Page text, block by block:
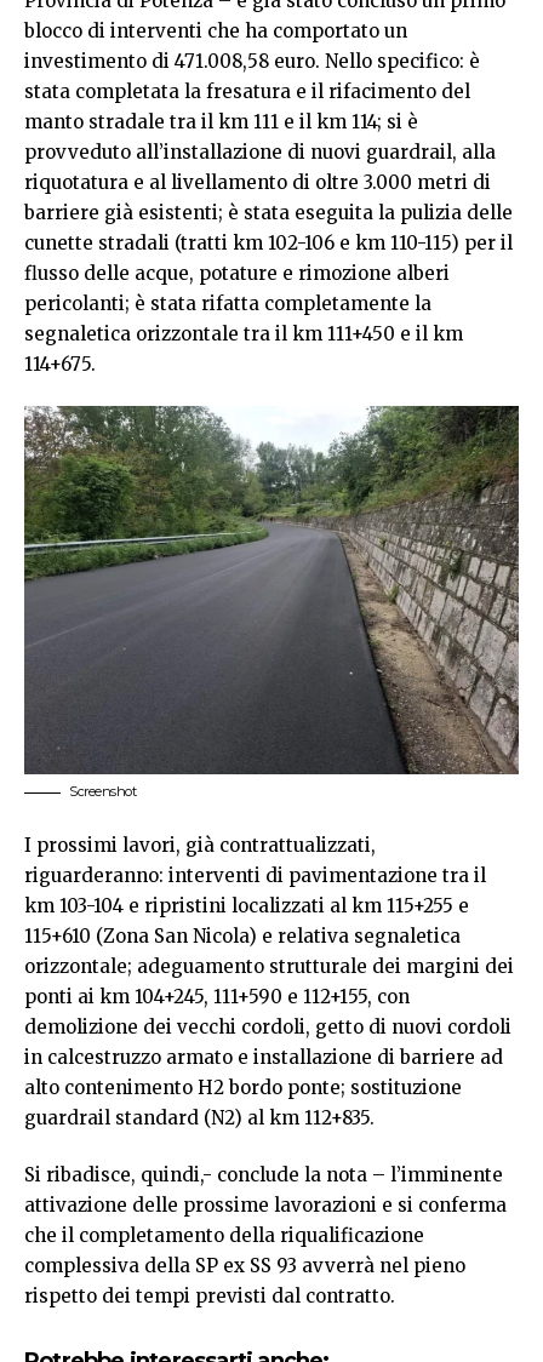
blocco di interventi che ha comportato un
investimento di 471.008,58 euro. Nello specifico: è
stata completata la fresatura e il rifacimento del
manto stradale tra il km 111 e il km 114; si è
provveduto all’installazione di nuovi guardrail, alla
riquotatura e al livellamento di oltre 3.000 metri di
barriere già esistenti; è stata eseguita la pulizia delle
cunette stradali (tratti km 102-106 e km 110-115) per il
flusso delle acque, potature e rimozione alberi
pericolanti; è stata rifatta completamente la
segnaletica orizzontale tra il km 111+450 e il km
114+675.
Screenshot
I prossimi lavori, già contrattualizzati,
riguarderanno: interventi di pavimentazione tra il
km 103-104 e ripristini localizzati al km 115+255 e
115+610 (Zona San Nicola) e relativa segnaletica
orizzontale; adeguamento strutturale dei margini dei
ponti ai km 104+245, 111+590 e 112+155, con
demolizione dei vecchi cordoli, getto di nuovi cordoli
in calcestruzzo armato e installazione di barriere ad
alto contenimento H2 bordo ponte; sostituzione
guardrail standard (N2) al km 112+835.
Si ribadisce, quindi,- conclude la nota – l’imminente
attivazione delle prossime lavorazioni e si conferma
che il completamento della riqualificazione
complessiva della SP ex SS 93 avverrà nel pieno
rispetto dei tempi previsti dal contratto.